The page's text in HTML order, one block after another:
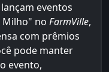
eventos
Milho" no FarmVille,
com prêmios
pode manter
evento,